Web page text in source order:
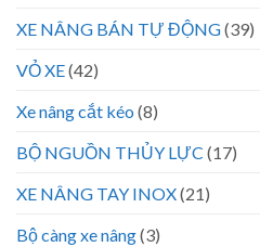
XE NÂNG BÁN TỰ ĐỘNG(39)
VỎ XE(42)
Xe nâng cắt kéo (8)
BỘ NGUỒN THỦY LỰC (17)
XE NÂNG TAY INOX(21)
Bộ càng xe nâng(3)